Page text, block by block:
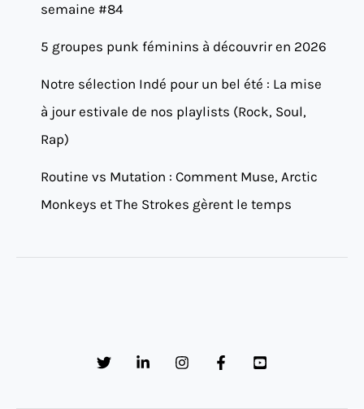
semaine #84
5 groupes punk féminins à découvrir en 2026
Notre sélection Indé pour un bel été : La mise
à jour estivale de nos playlists (Rock, Soul,
Rap)
Routine vs Mutation : Comment Muse, Arctic
Monkeys et The Strokes gèrent le temps